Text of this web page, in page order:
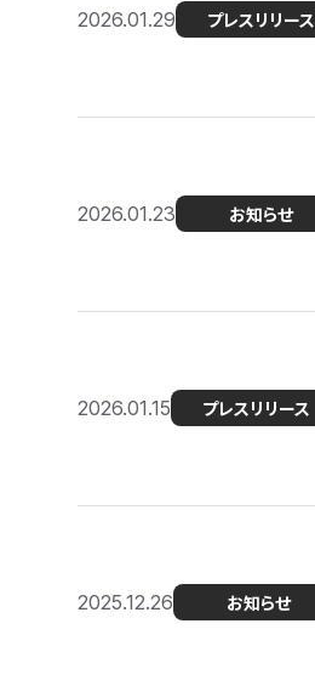
2026.01.29 プレスリリース
2026.01.23 お知らせ
2026.01.15 プレスリリース
2025.12.26 お知らせ